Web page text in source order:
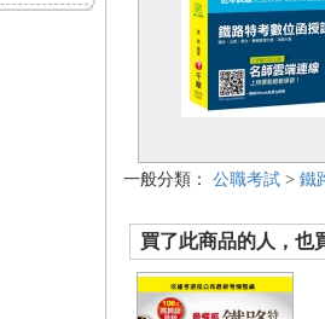
一般分類： 公職考試 > 鐵
買了此商品的人，也